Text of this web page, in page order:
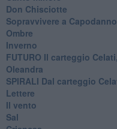
Don Chisciotte
Sopravvivere a Capodanno
Ombre
Inverno
FUTURO Il carteggio
Oleandra
SPIRALI Dal carteggio
Lettere
Il vento
Sal